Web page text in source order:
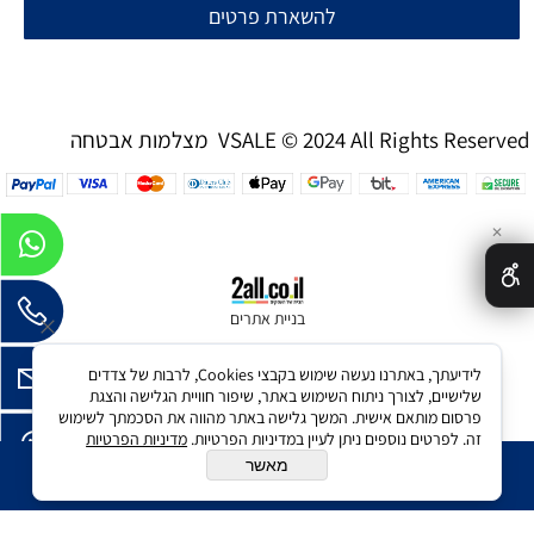
הוסף לסל
להשארת פרטים
מצלמות אבטחה VSALE © 2024 All Rights Reserved
בניית אתרים
✕
לידיעתך, באתרנו נעשה שימוש בקבצי Cookies, לרבות של צדדים
שלישיים, לצורך ניתוח השימוש באתר, שיפור חוויית הגלישה והצגת
פרסום מותאם אישית. המשך גלישה באתר מהווה את הסכמתך לשימוש
זה. לפרטים נוספים ניתן לעיין במדיניות הפרטיות. מדיניות הפרטיות
מאשר